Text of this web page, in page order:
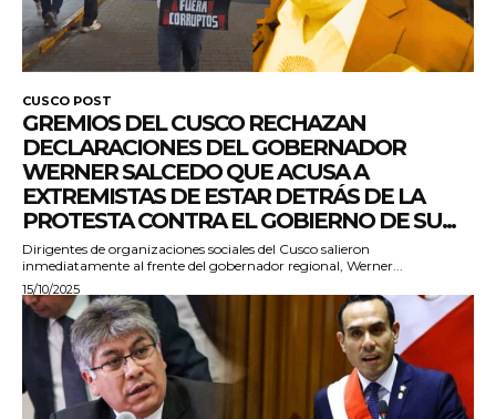
CUSCO POST
GREMIOS DEL CUSCO RECHAZAN
DECLARACIONES DEL GOBERNADOR
WERNER SALCEDO QUE ACUSA A
EXTREMISTAS DE ESTAR DETRÁS DE LA
PROTESTA CONTRA EL GOBIERNO DE SU...
Dirigentes de organizaciones sociales del Cusco salieron
inmediatamente al frente del gobernador regional, Werner...
15/10/2025